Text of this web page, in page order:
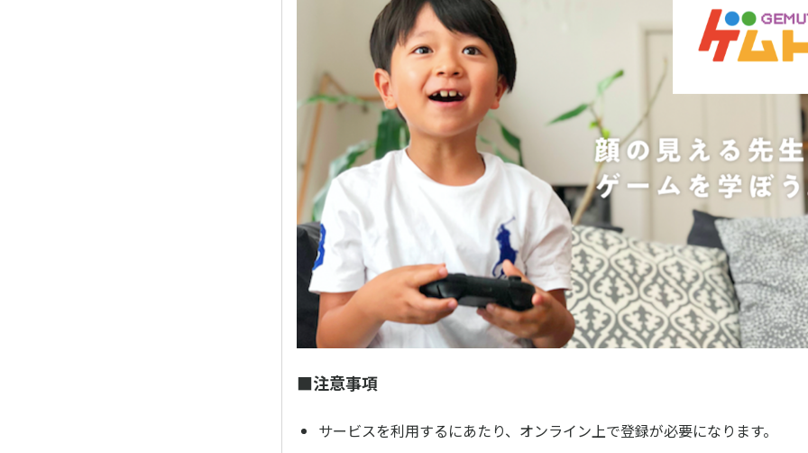
■注意事項
サービスを利用するにあたり、オンライン上で登録が必要になります。